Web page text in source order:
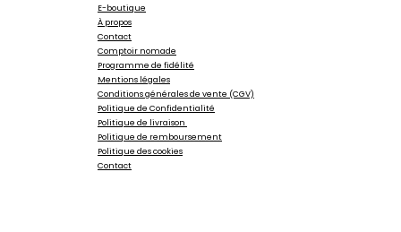
E-boutique
À propos
Contact
Comptoir nomade
Programme de fidélité
Mentions légales
Conditions générales de vente (CGV)
Politique de Confidentialité
Politique de livraison
Politique de remboursement
Politique des cookies
Contact